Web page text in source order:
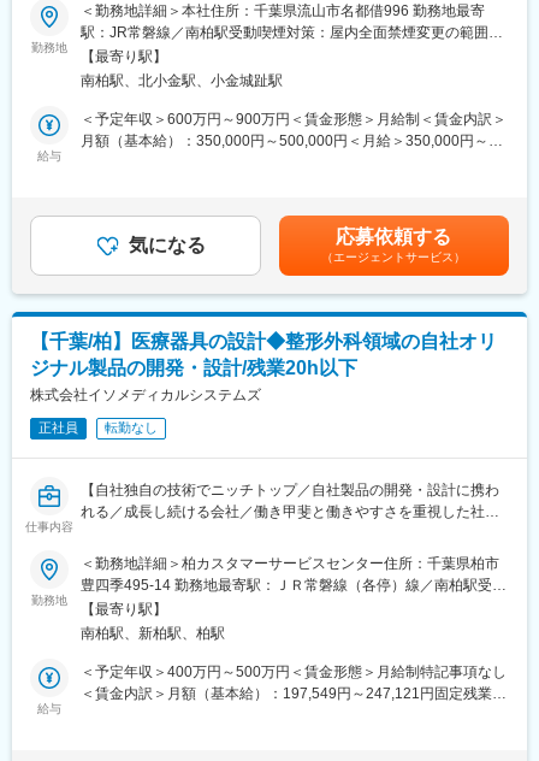
【ポジションの魅力】
・同社の製品やシステムが、24時間止めてはならない医療現場の
安心安全や、医療従事者の負担軽減に大きく貢献しています。
製品が多数あります。寡占市場だからこそ、競合製品を使ってい
る顧客からいかにシェアを獲得するか、試行錯誤する面白さがあ
ーム一丸で取り組む環境も魅力です。
【同社について】
当社は売上高256億円、全国77拠点、従業員数570名規模を誇る調
剤機器メーカーです。1971年創業と半世紀以上歴史をもち、特に
1980年代から他社に先駆けてスウェーデンなどヨーロッパに販売
網を拡大してきました。国内だけでなく、海外での売上も安定的
に伸びているため経営が安定しています。
■業務内容：
海外から医療機器を輸入し、国内で販売するために必要な全ての
工程に関わり、技術資料の作成、仕様の確認・検証、行政機関へ
の申請等を行います。
また、生産移行（自社製造工場での生産体制の確認）、機器のリ
リース後は、海外メーカーの技術者と連携を取りながらの業務も
■業務詳細：
海外メーカーとのやり取りや装置の評価計画・評価検証、製造及
また、新製品導入前はその医療機器を実際に触り、最新の機能を
体験し、医療現場の最前線に情報を提供するための調査や必要に
応じてチームメンバーへの教育にも携わっていただきます。
これまで培ってきたスキルや経験を活かし、実力に応じてチーム
■社長メッセージ
ーと協力し、医療機器を日本市場へ届ける専門メーカーです。あ
なたにお任せしたいのは、技術文書作成、機器の評価、工場での
場へ送り出す仕事です。私たちが扱うのは、人の命や健康を支え
る医療機器です。一つひとつの仕事が、医療現場の安心につなが
っています。
20代～40代の男女7名で構成されています。
輸入医療機器を取扱う部署であるため、中途入社の社員も多く、
勤務地
＜勤務地詳細＞本社住所：千葉県流山市名都借996 勤務地最寄
駅：JR常磐線／南柏駅受動喫煙対策：屋内全面禁煙変更の範囲：
本文参照
【最寄り駅】
南柏駅、北小金駅、小金城趾駅
給与
＜予定年収＞600万円～900万円＜賃金形態＞月給制＜賃金内訳＞
月額（基本給）：350,000円～500,000円＜月給＞350,000円～
長（月給48万円×12ヶ月＋諸手当）賃金はあくまでも目安の金額
であり、選考を通じて上下する可能性があります。月給(月額)は固
気になる 応募依頼する
（エージェントサービス）
【千葉/柏】医療器具の設計◆整形外科領域の自社オリ
ジナル製品の開発・設計/残業20h以下
株式会社イソメディカルシステムズ
正社員 転勤なし
仕事内容
【自社独自の技術でニッチトップ／自社製品の開発・設計に携わ
れる／成長し続ける会社／働き甲斐と働きやすさを重視した社
■業務概要：
整形外科領域における医療機器（手術用器具、手術台関連製品）
の設計開発がメインの業務になります。設計以外に取扱説明書作
成、添付文書の追記や、試作品の組立、実験などの作業もありま
す。設計開発の全体的な流れとしては下記の通りです。
〈業務の流れ〉
・会議でどのような製品を開発するかを決定します。
勤務地
＜勤務地詳細＞柏カスタマーサービスセンター住所：千葉県柏市
豊四季495-14 勤務地最寄駅：ＪＲ常磐線（各停）線／南柏駅受動
喫煙対策：敷地内全面禁煙
【最寄り駅】
南柏駅、新柏駅、柏駅
給与
＜予定年収＞400万円～500万円＜賃金形態＞月給制特記事項なし
＜賃金内訳＞月額（基本給）：197,549円～247,121円固定残業手